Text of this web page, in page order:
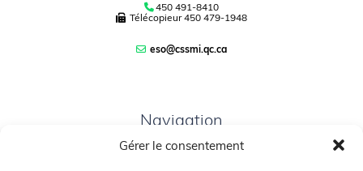
Gérer le consentement
450 491-8410
Télécopieur450 479-1948
eso@cssmi.qc.ca
Navigation